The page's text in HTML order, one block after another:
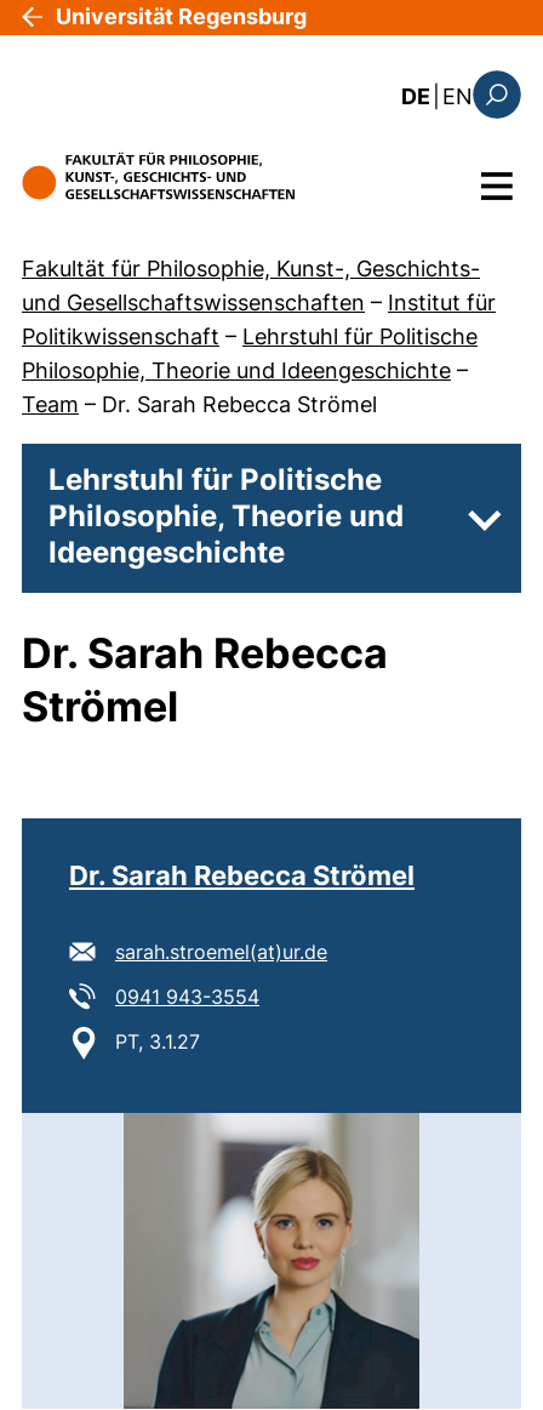
Direkt zum Inhalt
Universität Regensburg
DE EN: this
Menü
Fakultät für Philosophie, Kunst-, Geschichts-
und Gesellschaftswissenschaften – Institut für
Politikwissenschaft – Lehrstuhl für Politische
Philosophie, Theorie und Ideengeschichte –
Team – Dr. Sarah Rebecca Strömel
Lehrstuhl für Politische
Philosophie, Theorie und
Ideengeschichte
Dr. Sarah Rebecca
Strömel
Dr. Sarah Rebecca Strömel
E-Mail Adresse:
sarah.stroemel​(at)​ur.de(öffnet Ihr E-Mail-
Tel:
0941 943-3554(startet einen Telefonanruf,
Standort:
PT, 3.1.27